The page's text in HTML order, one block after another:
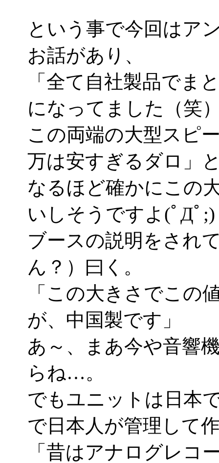
という事で今回はア
お話があり、
「全て自社製品でま
になってました（笑
この両端の大型スピ
万は安すぎるダロ」
なるほど確かにこの
いしそうですよ(ﾟДﾟ;)
ブースの説明をされ
ん？）曰く。
「この大きさでこの
が、中国製です」
あ～、まあ今や音響
らね…。
でもユニットは日本
で日本人が管理して
「昔はアナログレコ